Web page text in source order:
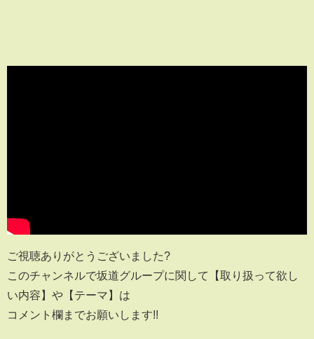
ご視聴ありがとうございました?
このチャンネルで坂道グループに関して【取り扱って欲し
い内容】や【テーマ】は
コメント欄までお願いします!!